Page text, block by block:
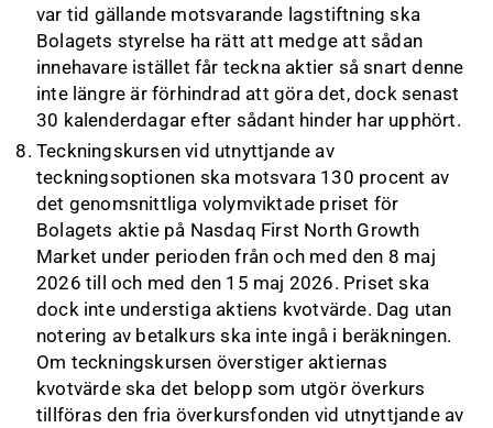
var tid gällande motsvarande lagstiftning ska
Bolagets styrelse ha rätt att medge att sådan
innehavare istället får teckna aktier så snart denne
inte längre är förhindrad att göra det, dock senast
30 kalenderdagar efter sådant hinder har upphört.
Teckningskursen vid utnyttjande av
teckningsoptionen ska motsvara 130 procent av
det genomsnittliga volymviktade priset för
Bolagets aktie på Nasdaq First North Growth
Market under perioden från och med den 8 maj
2026 till och med den 15 maj 2026. Priset ska
dock inte understiga aktiens kvotvärde. Dag utan
notering av betalkurs ska inte ingå i beräkningen.
Om teckningskursen överstiger aktiernas
kvotvärde ska det belopp som utgör överkurs
tillföras den fria överkursfonden vid utnyttjande av